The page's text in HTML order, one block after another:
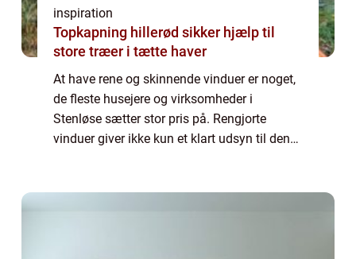
inspiration
Topkapning hillerød sikker hjælp til
store træer i tætte haver
At have rene og skinnende vinduer er noget,
de fleste husejere og virksomheder i
Stenløse sætter stor pris på. Rengjorte
vinduer giver ikke kun et klart udsyn til den